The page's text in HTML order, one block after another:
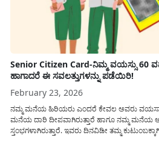
Senior Citizen Card-ನಿಮ್ಮ ವಯಸ್ಸು 60
ಹಾಗಾದರೆ ಈ ಸವಲತ್ತುಗಳನ್ನು ಪಡೆಯಿರಿ!
February 23, 2026
ನಮ್ಮ ಮನೆಯ ಹಿರಿಯರು ಎಂದರೆ ಕೇವಲ ಅವರು
ಮನೆಯ ದಾರಿ ದೀಪವಾಗಿರುತ್ತಾರೆ ಹಾಗೂ ನಮ್ಮ ಮನೆಯ
ಸ್ತಂಭಗಳಾಗಿರುತ್ತಾರೆ. ಇವರು ದಿನವಿಡೀ ತಮ್ಮ